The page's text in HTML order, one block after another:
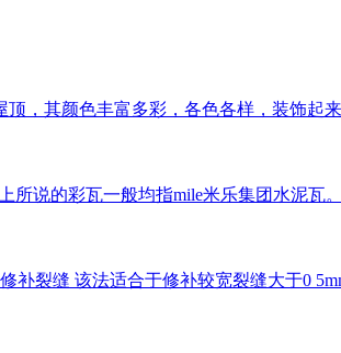
，其颜色丰富多彩，各色各样，装饰起
所说的彩瓦一般均指mile米乐集团水泥
裂缝 该法适合于修补较宽裂缝大于0